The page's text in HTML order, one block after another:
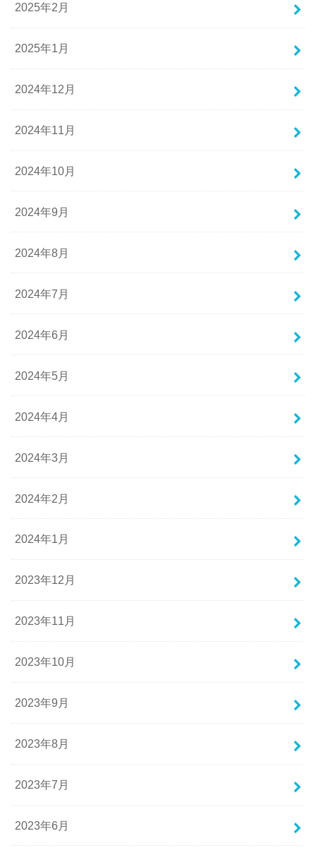
2025年2月
2025年1月
2024年12月
2024年11月
2024年10月
2024年9月
2024年8月
2024年7月
2024年6月
2024年5月
2024年4月
2024年3月
2024年2月
2024年1月
2023年12月
2023年11月
2023年10月
2023年9月
2023年8月
2023年7月
2023年6月